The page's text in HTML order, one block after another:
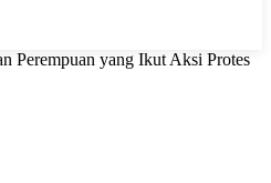
Perempuan yang Ikut Aksi Protes